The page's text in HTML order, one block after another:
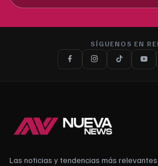
SÍGUENOS EN
Las noticias y tendencias más